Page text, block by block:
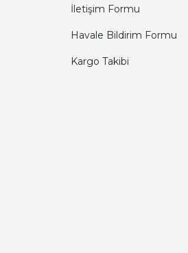
İletişim Formu
Havale Bildirim Formu
Kargo Takibi